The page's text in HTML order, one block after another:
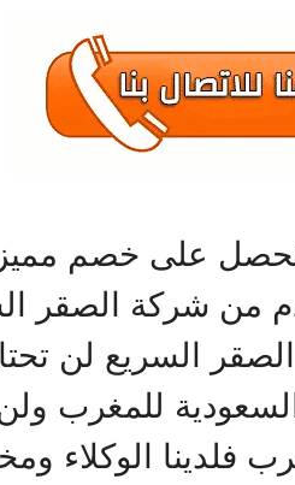
على خصم
من شركة الصقر
السريع لن
للمغرب
فلدينا الوكلاء